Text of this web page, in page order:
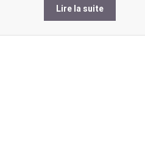
Lire la suite